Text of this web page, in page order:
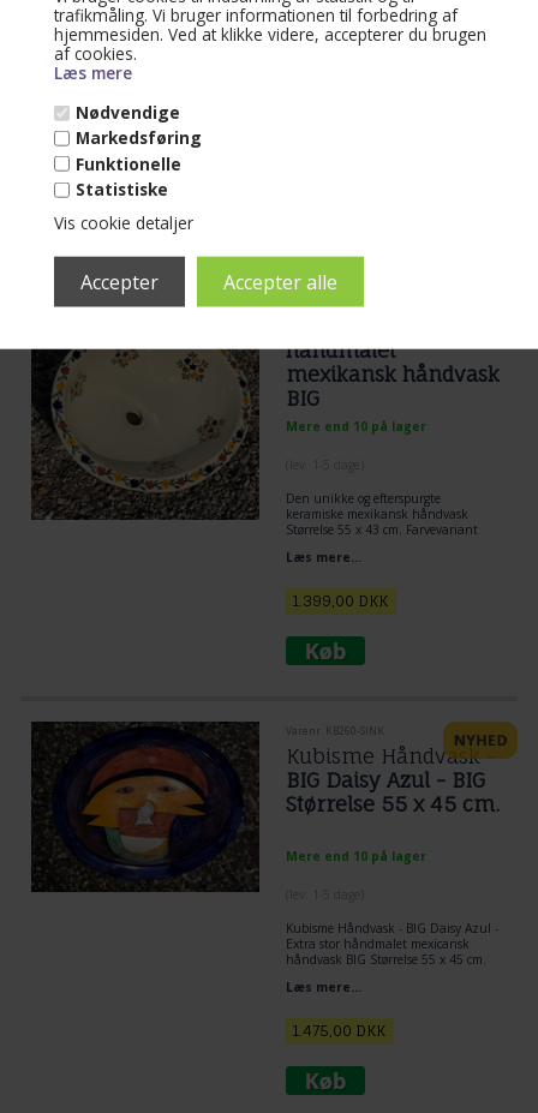
trafikmåling. Vi bruger informationen til forbedring af
hjemmesiden. Ved at klikke videre, accepterer du brugen
af cookies.
Læs mere
Nødvendige
Markedsføring
Funktionelle
Statistiske
Vis cookie detaljer
(lev. 1-5 dage)
håndmalet
mexikansk håndvask
BIG
Mere end 10 på lager
Den unikke og efterspurgte
keramiske mexikansk håndvask
Størrelse 55 x 43 cm. Farvevariant
Bemærk at denne håndvask er større
end de mest almindelige størrelser af
Håndvask nedsænkes i bordplade.
Ikke dekoreret på yderside.
Læs mere...
1.399,00 DKK
Varenr. KB260-SINK
Kubisme Håndvask -
BIG Daisy Azul - BIG
Størrelse 55 x 45 cm.
Mere end 10 på lager
Kubisme Håndvask - BIG Daisy Azul -
Extra stor håndmalet mexicansk
håndvask BIG Størrelse 55 x 45 cm.
håndvask
med kubisme motiv.
meget flot og speciel håndvask.
Håndvask nedsænkes i bordplade.
Ikke dekoreret på yderside.
Læs mere...
1.475,00 DKK